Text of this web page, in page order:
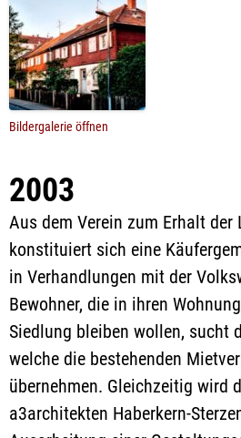
Bildergalerie öffnen
2003
Aus dem Verein zum Erhalt der
konstituiert sich eine
in Verhandlungen mit der
Bewohner, die in ihren
Siedlung bleiben wollen, sucht
welche die bestehenden
übernehmen. Gleichzeitig wird
a3architekten Haberkern-